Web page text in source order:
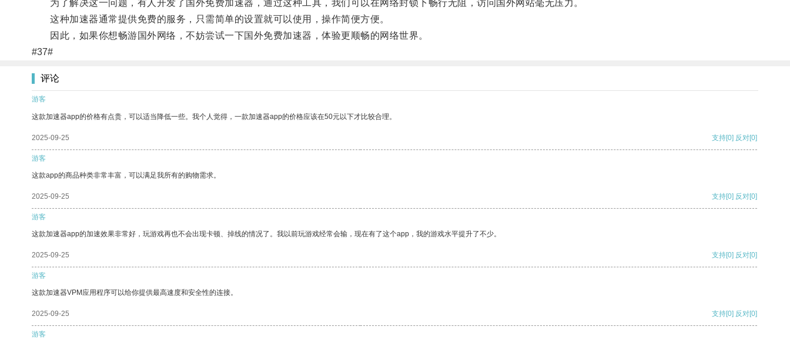
为了解决这一问题，有人开发了国外免费加速器，通过这种工具，我们可以在网络封锁下畅行无阻，访问国外网站毫无压力。
这种加速器通常提供免费的服务，只需简单的设置就可以使用，操作简便方便。
因此，如果你想畅游国外网络，不妨尝试一下国外免费加速器，体验更顺畅的网络世界。
#37#
评论
游客
这款加速器app的价格有点贵，可以适当降低一些。我个人觉得，一款加速器app的价格应该在50元以下才比较合理。
2025-09-25 支持[0] 反对[0]
游客
这款app的商品种类非常丰富，可以满足我所有的购物需求。
2025-09-25 支持[0] 反对[0]
游客
这款加速器app的加速效果非常好，玩游戏再也不会出现卡顿、掉线的情况了。我以前玩游戏经常会输，现在有了这个app，我的游戏水平提升了不少。
2025-09-25 支持[0] 反对[0]
游客
这款加速器VPM应用程序可以给你提供最高速度和安全性的连接。
2025-09-25 支持[0] 反对[0]
游客